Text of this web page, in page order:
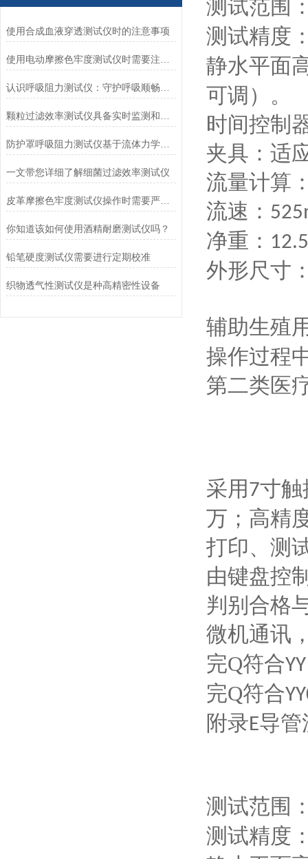
使用合成血液穿透测试仪时的注意事项
防护罩呼吸阻力测试仪基于流体力学与压力传感技术
一文带您详细了解细菌过滤效率测试仪
皮革摩擦色牢度测试仪操作时需要严格遵循规程
你知道该如何使用酒精耐磨测试仪吗？
铅笔硬度测试仪需要进行定期校准
织物透气性测试仪是种高精密性设备
测试范围
测试精度
静水平面
可调）。
时间控制
夹具：适
流量计算
流速：
净重：
外形尺寸
辅助生殖
操作过程
第二类医
采用7寸触
万；高精
打印、测
由键盘控
判别合格
微机通讯
完Q符合
完Q符合
附录E导管
测试范围
测试精度